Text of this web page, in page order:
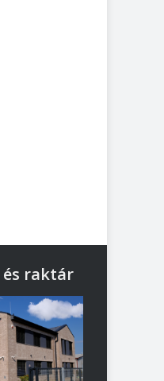
raktár